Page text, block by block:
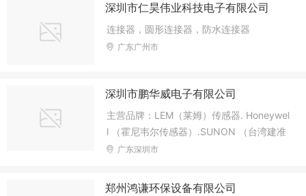
深圳市仁昊伟业科技电子有限公司
连接器，圆形连接器，防水连接器
广东广州市
深圳市鹏华威电子有限公司
主营品牌：LEM（莱姆）传感器. Honeywel
l （霍尼韦尔传感器）.SUNON （台湾建准
风扇），OMRON(欧姆龙）、INFNEO
扇。
广东深圳市
郑州鸿谦环保设备有限公司